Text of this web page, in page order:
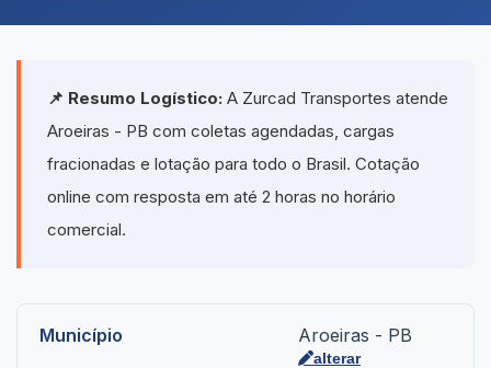
📌 Resumo Logístico: A Zurcad Transportes atende
Aroeiras - PB com coletas agendadas, cargas
fracionadas e lotação para todo o Brasil. Cotação
online com resposta em até 2 horas no horário
comercial.
Município Aroeiras - PB
alterar